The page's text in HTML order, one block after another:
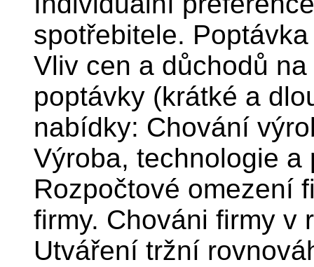
spotřebitele.
Vliv cen a důchodů
poptávky (krátké a
nabídky: Chování
Výroba, technologie
Rozpočtové omezení
firmy. Chováni firmy v
Utváření tržní